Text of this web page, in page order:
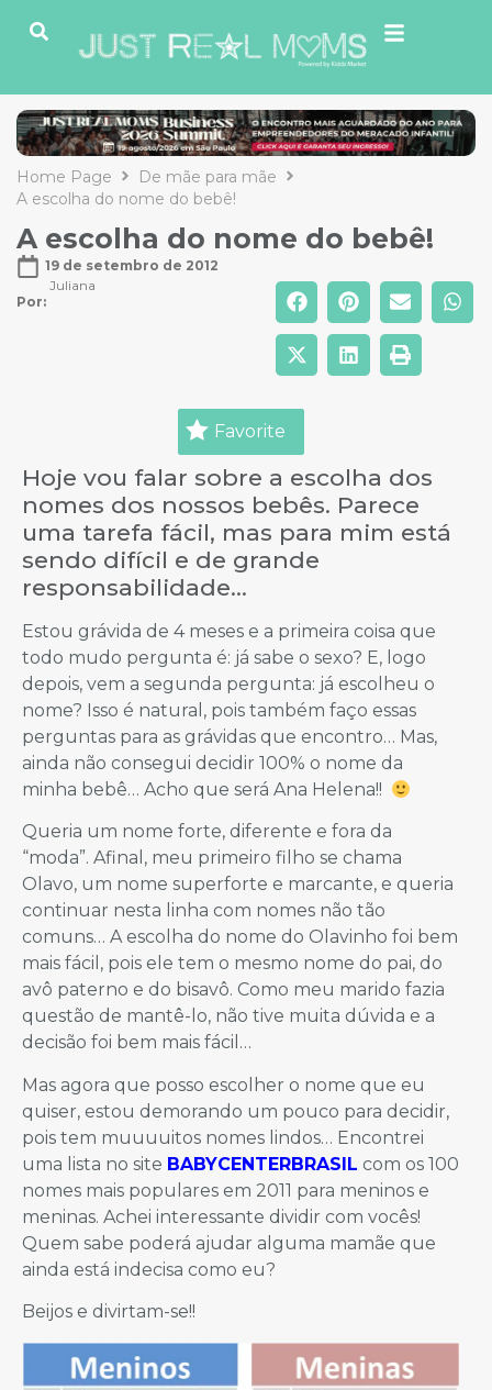
Home Page
De mãe para mãe
A escolha do nome do bebê!
A escolha do nome do bebê!
19 de setembro de 2012
Por:
Juliana
Favorite
Hoje vou falar sobre a escolha dos
nomes dos nossos bebês. Parece
uma tarefa fácil, mas para mim está
sendo difícil e de grande
responsabilidade…
Estou grávida de 4 meses e a primeira coisa que
todo mudo pergunta é: já sabe o sexo? E, logo
depois, vem a segunda pergunta: já escolheu o
nome? Isso é natural, pois também faço essas
perguntas para as grávidas que encontro… Mas,
ainda não consegui decidir 100% o nome da
minha bebê… Acho que será Ana Helena!!
Queria um nome forte, diferente e fora da
“moda”. Afinal, meu primeiro filho se chama
Olavo, um nome superforte e marcante, e queria
continuar nesta linha com nomes não tão
comuns… A escolha do nome do Olavinho foi bem
mais fácil, pois ele tem o mesmo nome do pai, do
avô paterno e do bisavô. Como meu marido fazia
questão de mantê-lo, não tive muita dúvida e a
decisão foi bem mais fácil…
Mas agora que posso escolher o nome que eu
quiser, estou demorando um pouco para decidir,
pois tem muuuuitos nomes lindos… Encontrei
uma lista no site BABYCENTERBRASIL com os 100
nomes mais populares em 2011 para meninos e
meninas. Achei interessante dividir com vocês!
Quem sabe poderá ajudar alguma mamãe que
ainda está indecisa como eu?
Beijos e divirtam-se!!